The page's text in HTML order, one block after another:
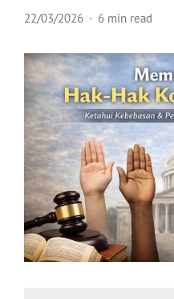
22/03/2026 6 min read